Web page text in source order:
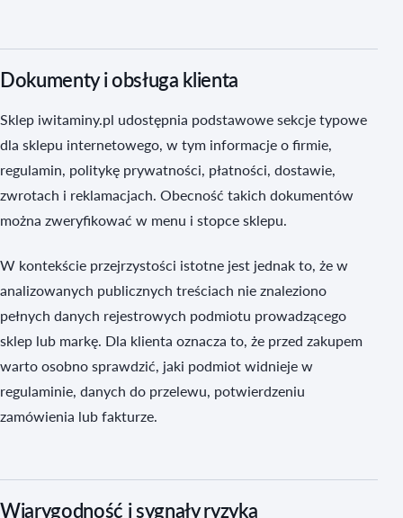
Dokumenty i obsługa klienta
Sklep iwitaminy.pl udostępnia podstawowe sekcje typowe
dla sklepu internetowego, w tym informacje o firmie,
regulamin, politykę prywatności, płatności, dostawie,
zwrotach i reklamacjach. Obecność takich dokumentów
można zweryfikować w menu i stopce sklepu.
W kontekście przejrzystości istotne jest jednak to, że w
analizowanych publicznych treściach nie znaleziono
pełnych danych rejestrowych podmiotu prowadzącego
sklep lub markę. Dla klienta oznacza to, że przed zakupem
warto osobno sprawdzić, jaki podmiot widnieje w
regulaminie, danych do przelewu, potwierdzeniu
zamówienia lub fakturze.
Wiarygodność i sygnały ryzyka